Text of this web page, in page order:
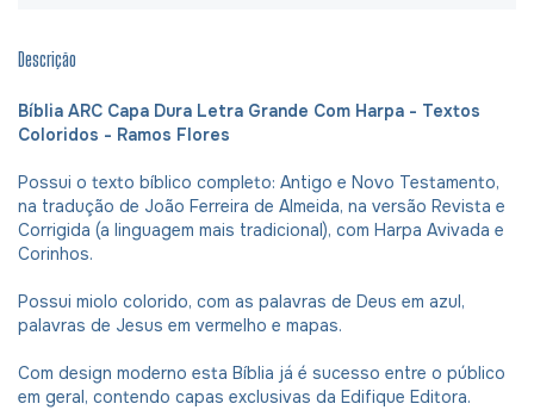
Descrição
Bíblia ARC Capa Dura Letra Grande Com Harpa - Textos
Coloridos - Ramos Flores
Possui o texto bíblico completo: Antigo e Novo Testamento,
na tradução de João Ferreira de Almeida, na versão Revista e
Corrigida (a linguagem mais tradicional), com Harpa Avivada e
Corinhos.
Possui miolo colorido, com as palavras de Deus em azul,
palavras de Jesus em vermelho e mapas.
Com design moderno esta Bíblia já é sucesso entre o público
em geral, contendo capas exclusivas da Edifique Editora.